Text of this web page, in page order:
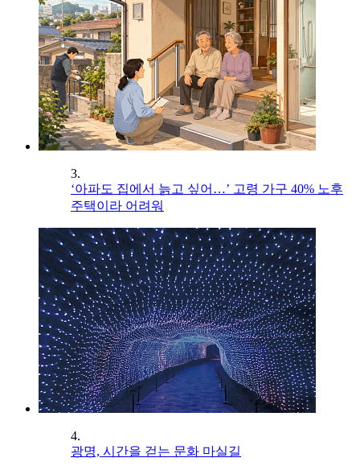
3.
‘아파도 집에서 늙고 싶어…’ 고령 가구 40% 노후
주택이라 어려워
4.
광명, 시간을 걷는 문화 마실길